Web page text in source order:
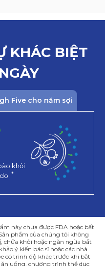
KHÁC BIỆT
Five cho năm sợi
khỏi
*
này chưa được FDA hoặc bất
phẩm của chúng tôi không
chữa khỏi hoặc ngăn ngừa bất
ý kiến ​​bác sĩ hoặc các nhà
có trình độ khác trước khi bắt
uống, chương trình thể dục